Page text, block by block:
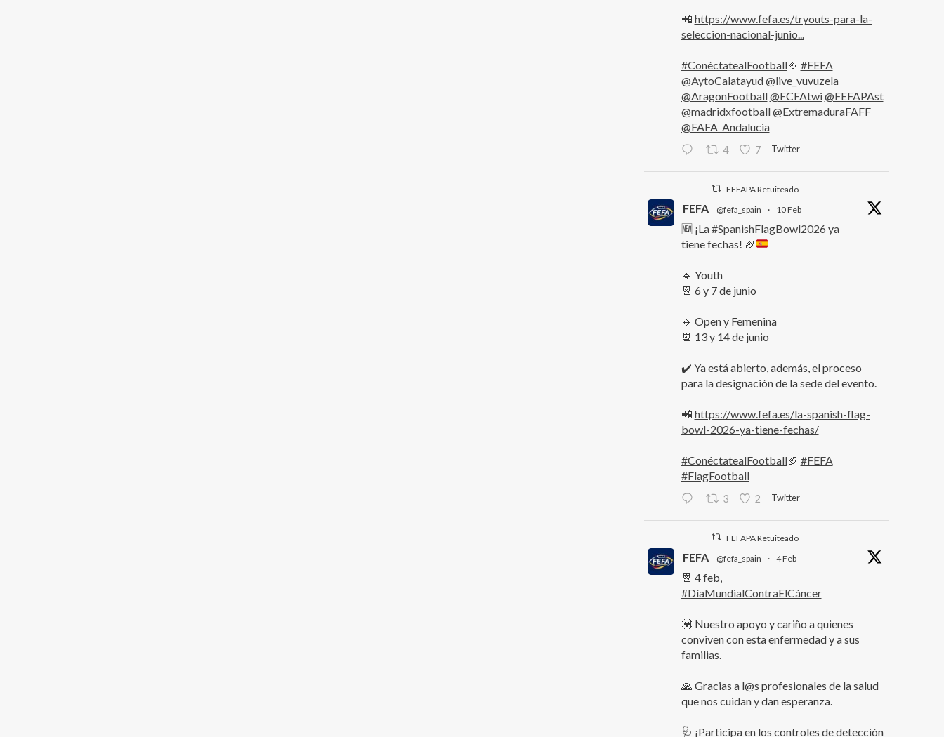
📲 https://www.fefa.es/tryouts-para-la-
seleccion-nacional-junio...
#ConéctatealFootball🏈 #FEFA
@AytoCalatayud@live_vuvuzela
@AragonFootball@FCFAtwi@FEFAPAst
@madridxfootball@ExtremaduraFAFF
@FAFA_Andalucia
4 7 Twitter
FEFAPA Retuiteado
FEFA @fefa_spain · 10 Feb
🆕 ¡La#SpanishFlagBowl2026 ya
tiene fechas! 🏈
🔹 Youth
📆 6 y 7 de junio
🔹 Open y Femenina
📆 13 y 14 de junio
✔️ Ya está abierto, además, el proceso
para la designación de la sede del evento.
📲 https://www.fefa.es/la-spanish-flag-
bowl-2026-ya-tiene-fechas/
#ConéctatealFootball🏈 #FEFA
#FlagFootball
3 2 Twitter
FEFAPA Retuiteado
FEFA @fefa_spain · 4 Feb
📆 4 feb,
#DíaMundialContraElCáncer
💟 Nuestro apoyo y cariño a quienes
conviven con esta enfermedad y a sus
familias.
🙏 Gracias a l@s profesionales de la salud
que nos cuidan y dan esperanza.
🩺 ¡Participa en los controles de detección